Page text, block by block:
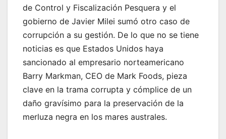
de Control y Fiscalización Pesquera y el
gobierno de Javier Milei sumó otro caso de
corrupción a su gestión. De lo que no se tiene
noticias es que Estados Unidos haya
sancionado al empresario norteamericano
Barry Markman, CEO de Mark Foods, pieza
clave en la trama corrupta y cómplice de un
daño gravísimo para la preservación de la
merluza negra en los mares australes.